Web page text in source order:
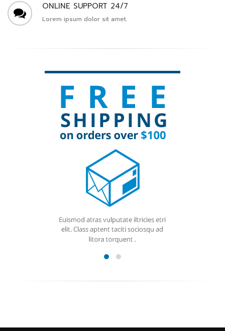
ONLINE SUPPORT 24/7
Lorem ipsum dolor sit amet.